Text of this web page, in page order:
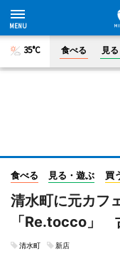
35°C 食べる 見
食べる 見る・遊ぶ 買
清水町に元カフ
「Re.tocco」
清水町 新店